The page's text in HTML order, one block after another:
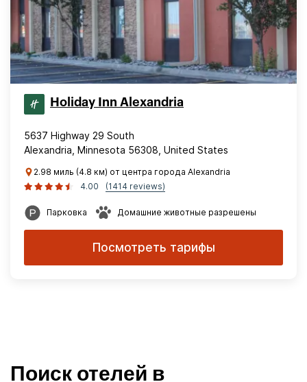
Holiday Inn Alexandria
5637 Highway 29 South
Alexandria, Minnesota 56308, United States
2.98 миль (4.8 км) от центра города Alexandria
4.00
(1414 reviews)
Парковка Домашние животные разрешены
Посмотреть тарифы
Поиск отелей в